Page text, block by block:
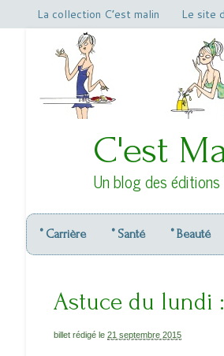
La collection C’est malin Le site
C'est
Un blog des
° Carrière ° Santé ° Beauté
Astuce du lundi
billet rédigé le 21 septembre 2015